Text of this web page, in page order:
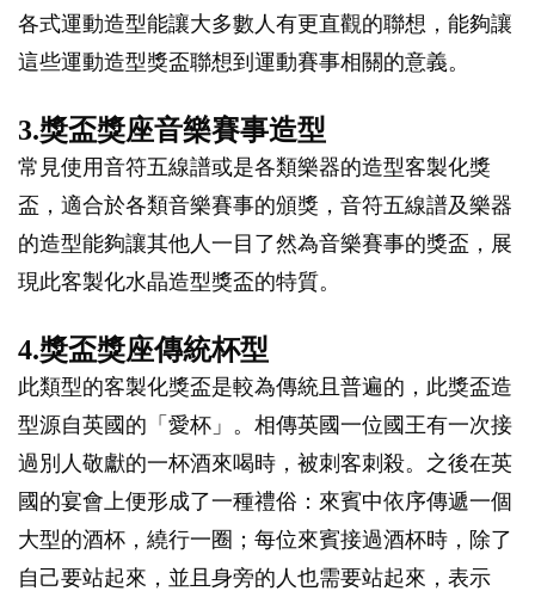
各式運動造型能讓大多數人有更直觀的聯想，能夠讓
這些運動造型獎盃聯想到運動賽事相關的意義。
3.獎盃獎座音樂賽事造型
常見使用音符五線譜或是各類樂器的造型客製化獎
盃，適合於各類音樂賽事的頒獎，音符五線譜及樂器
的造型能夠讓其他人一目了然為音樂賽事的獎盃，展
現此客製化水晶造型獎盃的特質。
4.獎盃獎座傳統杯型
此類型的客製化獎盃是較為傳統且普遍的，此獎盃造
型源自英國的「愛杯」。相傳英國一位國王有一次接
過別人敬獻的一杯酒來喝時，被刺客刺殺。之後在英
國的宴會上便形成了一種禮俗：來賓中依序傳遞一個
大型的酒杯，繞行一圈；每位來賓接過酒杯時，除了
自己要站起來，並且身旁的人也需要站起來，表示